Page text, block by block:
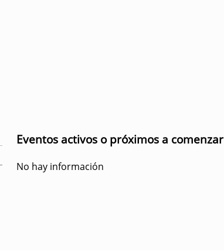
Eventos activos o próximos a comenzar
No hay información